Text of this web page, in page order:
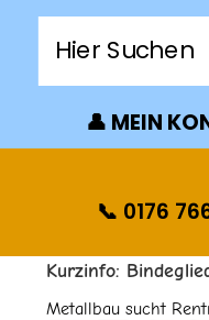
👤 MEIN
📞 0176
Kurzinfo:
Metallbau sucht